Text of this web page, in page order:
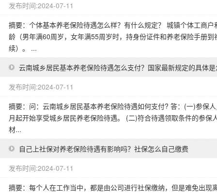
发布时间:2024-07-11
摘要：个体基本养老保险待遇怎么样？有什么规定？ 城镇个体工商
龄（男年满60周岁，女年满55周岁时，持身份证件和养老保险手册
续）。 ...
云南城乡居民基本养老保险待遇怎么支付？国家最新规定的具体
发布时间:2024-07-11
摘要：问：云南城乡居民基本养老保险待遇如何支付? 答：(一)参保
月起开始享受城乡居民养老保险待遇。 (二)符合待遇领取条件的参
材...
自己上社保对养老保险待遇有影响吗？社保怎么自己缴费
发布时间:2024-07-11
摘要：每个人在工作当中，都是由公司进行社保缴纳，但是难免出